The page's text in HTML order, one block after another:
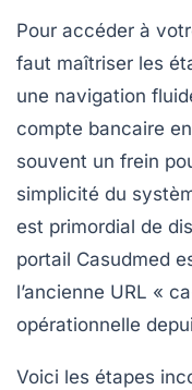
Pour accéder à
faut maîtriser les
une navigation
compte bancaire
souvent un frein
simplicité du
est primordial de
portail Casudmed
l’ancienne URL «
opérationnelle
Voici les étapes